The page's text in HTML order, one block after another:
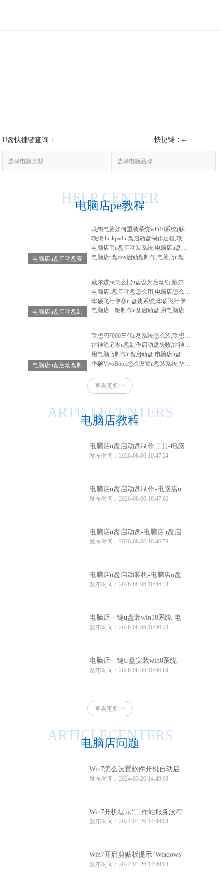
电脑问题
U盘快捷键查询：
选择电脑类型... 选择电脑品牌...
快捷键： --
电脑店pe教程
HELP CENTER
电脑店u盘启动盘安
联想电脑如何重装系统win10系统(联想电脑怎么重装系统win10系统)
联想thinkpad u盘启动盘制作过程,联想笔记本u盘启动盘制作
电脑店用u盘启动装系统,电脑店u盘启动盘安装系统
电脑店u盘dos启动盘制作,电脑店u盘启动盘制作软件
电脑店u盘启动盘制
戴尔进pe怎么把u盘设为启动项,戴尔电脑进入bios设置u盘启动
电脑店u盘启动盘怎么用,电脑店怎么做启动u盘
华硕飞行堡垒u 盘装系统,华硕飞行堡垒装系统教程
电脑店一键制作u盘启动盘,用电脑店制作u盘启动盘
电脑店u盘启动盘制
联想刃7000三代u盘系统怎么装,联想刃7000怎么重装系统
雷神笔记本u盘制作启动盘失败,雷神笔记本u盘启动不了
用电脑店制作u盘启动盘,电脑店u盘启动盘制作工具教程
华硕VivoBook怎么设置u盘装系统,华硕vivobook如何重装系统
查看更多>>
电脑店教程
ARTICLECENTERS
电脑店u盘启动盘制作工具-电脑
店u盘启动装机工具
发布时间：2026-08-06 10:47:24
电脑店u盘启动盘制作-电脑店u
盘启动工具怎么用
发布时间：2026-08-06 10:47:06
电脑店u盘启动盘-电脑店u盘启
动盘制作步骤
发布时间：2026-08-06 10:46:53
电脑店u盘启动装机-电脑店u盘
启动装机工具推荐
发布时间：2026-08-06 10:46:38
电脑店一键u盘装win10系统-电
脑店win10系统一键u盘安装
发布时间：2026-08-06 10:46:23
电脑店一键U盘安装win0系统-
电脑店一键u盘安装系统win10
发布时间：2026-08-06 10:46:09
查看更多>>
电脑店问题
ARTICLECENTERS
Win7怎么设置软件开机自动启
动？Win7软件开机自动启动设
发布时间：2024-03-26 14:49:08
Win7开机提示“工作站服务没有
启动”怎么办？
发布时间：2024-03-26 14:49:08
Win7开启剪贴板提示“Windows
找不到clipbrd.exe文件”怎么办
发布时间：2024-03-26 14:49:08